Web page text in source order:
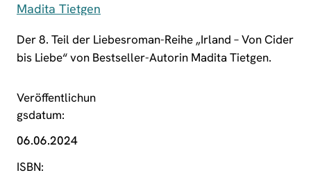
Madita Tietgen
Der 8. Teil der Liebesroman-Reihe „Irland – Von Cider
bis Liebe“ von Bestseller-Autorin Madita Tietgen.
Veröffentlichun
gsdatum
06.06.2024
ISBN